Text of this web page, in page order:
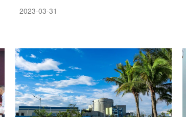
量发展，大力弘扬党的光荣传统和优良作风，
2023-03-31